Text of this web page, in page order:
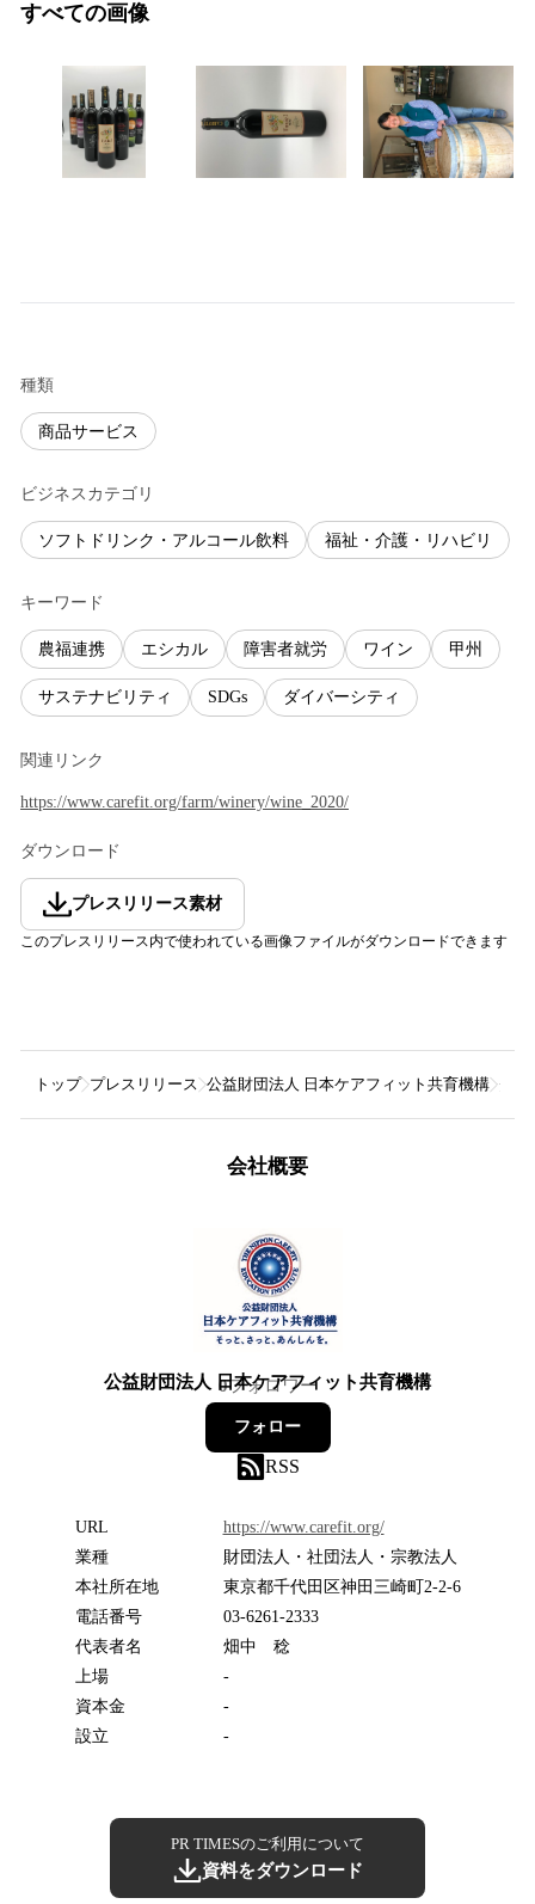
すべての画像
種類
商品サービス
ビジネスカテゴリ
ソフトドリンク・アルコール飲料 福祉・介護・リハビリ
キーワード
農福連携 エシカル 障害者就労 ワイン 甲州
サステナビリティ SDGs ダイバーシティ
関連リンク
https://www.carefit.org/farm/winery/wine_2020/
ダウンロード
プレスリリース素材
このプレスリリース内で使われている画像ファイルがダウンロードできます
トップ プレスリリース 公益財団法人 日本ケアフィット共育機構 ダイ
会社概要
公益財団法人 日本ケアフィット共育機構
0フォロワー
フォロー
RSS
URL
https://www.carefit.org/
業種
財団法人・社団法人・宗教法人
本社所在地
東京都千代田区神田三崎町2-2-6
電話番号
03-6261-2333
代表者名
畑中 稔
上場
-
資本金
-
設立
-
PR TIMESのご利用について
資料をダウンロード